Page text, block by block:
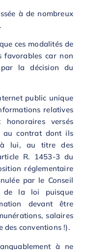
à de nombreux
ces modalités de
favorables car non
la décision du
public unique
relatives
honoraires versés
au contrat dont ils
à lui, au titre des
R. 1453-3 du
réglementaire
par le Conseil
de la loi puisque
devant être
salaires
des conventions !).
à ne